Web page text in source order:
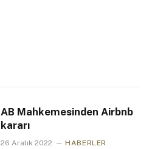
AB Mahkemesinden Airbnb
kararı
26 Aralık 2022
HABERLER